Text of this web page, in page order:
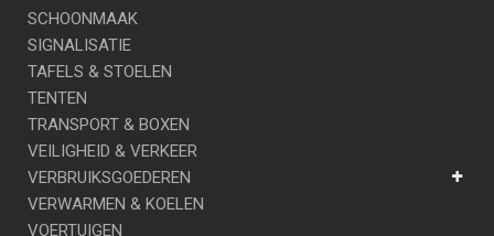
SCHOONMAAK
SIGNALISATIE
TAFELS & STOELEN
TENTEN
TRANSPORT & BOXEN
VEILIGHEID & VERKEER
VERBRUIKSGOEDEREN
VERWARMEN & KOELEN
VOERTUIGEN